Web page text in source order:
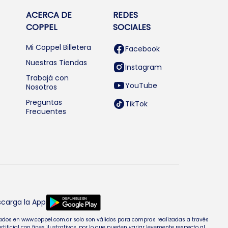
ACERCA DE
COPPEL
Mi Coppel Billetera
Nuestras Tiendas
Trabajá con
Nosotros
Preguntas
Frecuentes
REDES
SOCIALES
Facebook
Instagram
YouTube
TikTok
la App
en www.coppel.com.ar solo son válidos para compras realizadas a través